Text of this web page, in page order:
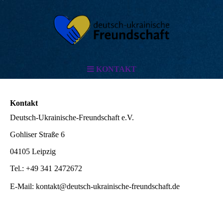
KONTAKT
Kontakt
Deutsch-Ukrainische-Freundschaft e.V.
Gohliser Straße 6
04105 Leipzig
Tel.: +49 341 2472672
E-Mail: kontakt@deutsch-ukrainische-freundschaft.de